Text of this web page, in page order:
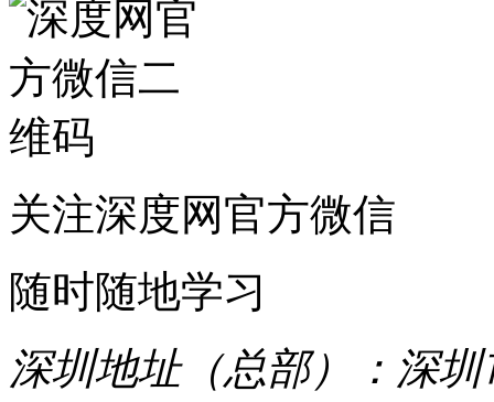
关注深度网官方微信
随时随地学习
深圳地址（总部）：深